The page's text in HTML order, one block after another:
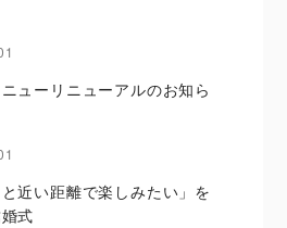
ューリニューアルのお知ら
と近い距離で楽しみたい」を
式